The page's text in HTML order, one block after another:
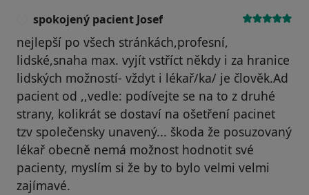
spokojený pacient Josef
nejlepší po všech stránkách,profesní,
lidské,snaha max. vyjít vstříct někdy i za hranice
lidských možností- vždyt i lékař/ka/ je člověk.Ad
pacient od ,,vedle: podívejte se na to z druhé
strany, kolikrát se dostaví na ošetření pacinet
tzv společensky unavený... škoda že posuzovaný
lékař obecně nemá možnost hodnotit své
pacienty, myslím si že by to bylo velmi velmi
zajímavé.